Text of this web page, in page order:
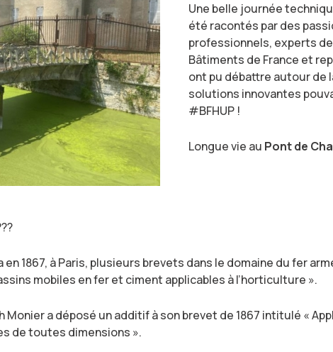
Une belle journée
été racontés par des
professionnels, experts
Bâtiments de France et
ont pu débattre autour de
solutions innovantes
#BFHUP !
Longue vie au Pont de
1867, à Paris, plusieurs brevets dans le domaine du fer
mobiles en fer et ciment applicables à l’horticulture ».
Monier a déposé un additif à son brevet de 1867 intitulé «
de toutes dimensions ».